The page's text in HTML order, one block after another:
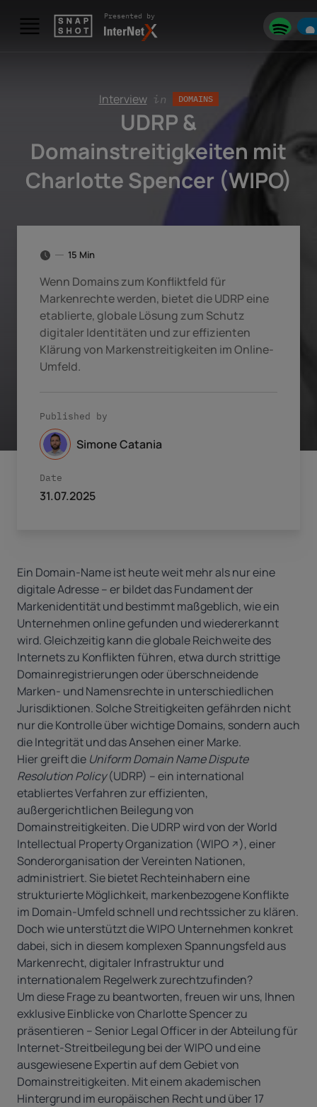
Presented by
Interview in DOMAINS
UDRP &
Domainstreitigkeiten mit
Charlotte Spencer (WIPO)
15 Min
Wenn Domains zum Konfliktfeld für
Markenrechte werden, bietet die UDRP eine
etablierte, globale Lösung zum Schutz
digitaler Identitäten und zur effizienten
Klärung von Markenstreitigkeiten im Online-
Umfeld.
Published by
Simone Catania
Date
31.07.2025
Ein Domain-Name ist heute weit mehr als nur eine
digitale Adresse – er bildet das Fundament der
Markenidentität und bestimmt maßgeblich, wie ein
Unternehmen online gefunden und wiedererkannt
wird. Gleichzeitig kann die globale Reichweite des
Internets zu Konflikten führen, etwa durch strittige
Domainregistrierungen oder überschneidende
Marken- und Namensrechte in unterschiedlichen
Jurisdiktionen. Solche Streitigkeiten gefährden nicht
nur die Kontrolle über wichtige Domains, sondern auch
die Integrität und das Ansehen einer Marke.
Hier greift die Uniform Domain Name Dispute
Resolution Policy(UDRP) – ein international
etabliertes Verfahren zur effizienten,
außergerichtlichen Beilegung von
Domainstreitigkeiten. Die UDRP wird von der World
Intellectual Property Organization (WIPO ),einer
Sonderorganisation der Vereinten Nationen,
administriert. Sie bietet Rechteinhabern eine
strukturierte Möglichkeit, markenbezogene Konflikte
im Domain-Umfeld schnell und rechtssicher zu klären.
Doch wie unterstützt die WIPO Unternehmen konkret
dabei, sich in diesem komplexen Spannungsfeld aus
Markenrecht, digitaler Infrastruktur und
internationalem Regelwerk zurechtzufinden?
Um diese Frage zu beantworten, freuen wir uns, Ihnen
exklusive Einblicke von Charlotte Spencer zu
präsentieren – Senior Legal Officer in der Abteilung für
Internet-Streitbeilegung bei der WIPO und eine
ausgewiesene Expertin auf dem Gebiet von
Domainstreitigkeiten. Mit einem akademischen
Hintergrund im europäischen Recht und über 17